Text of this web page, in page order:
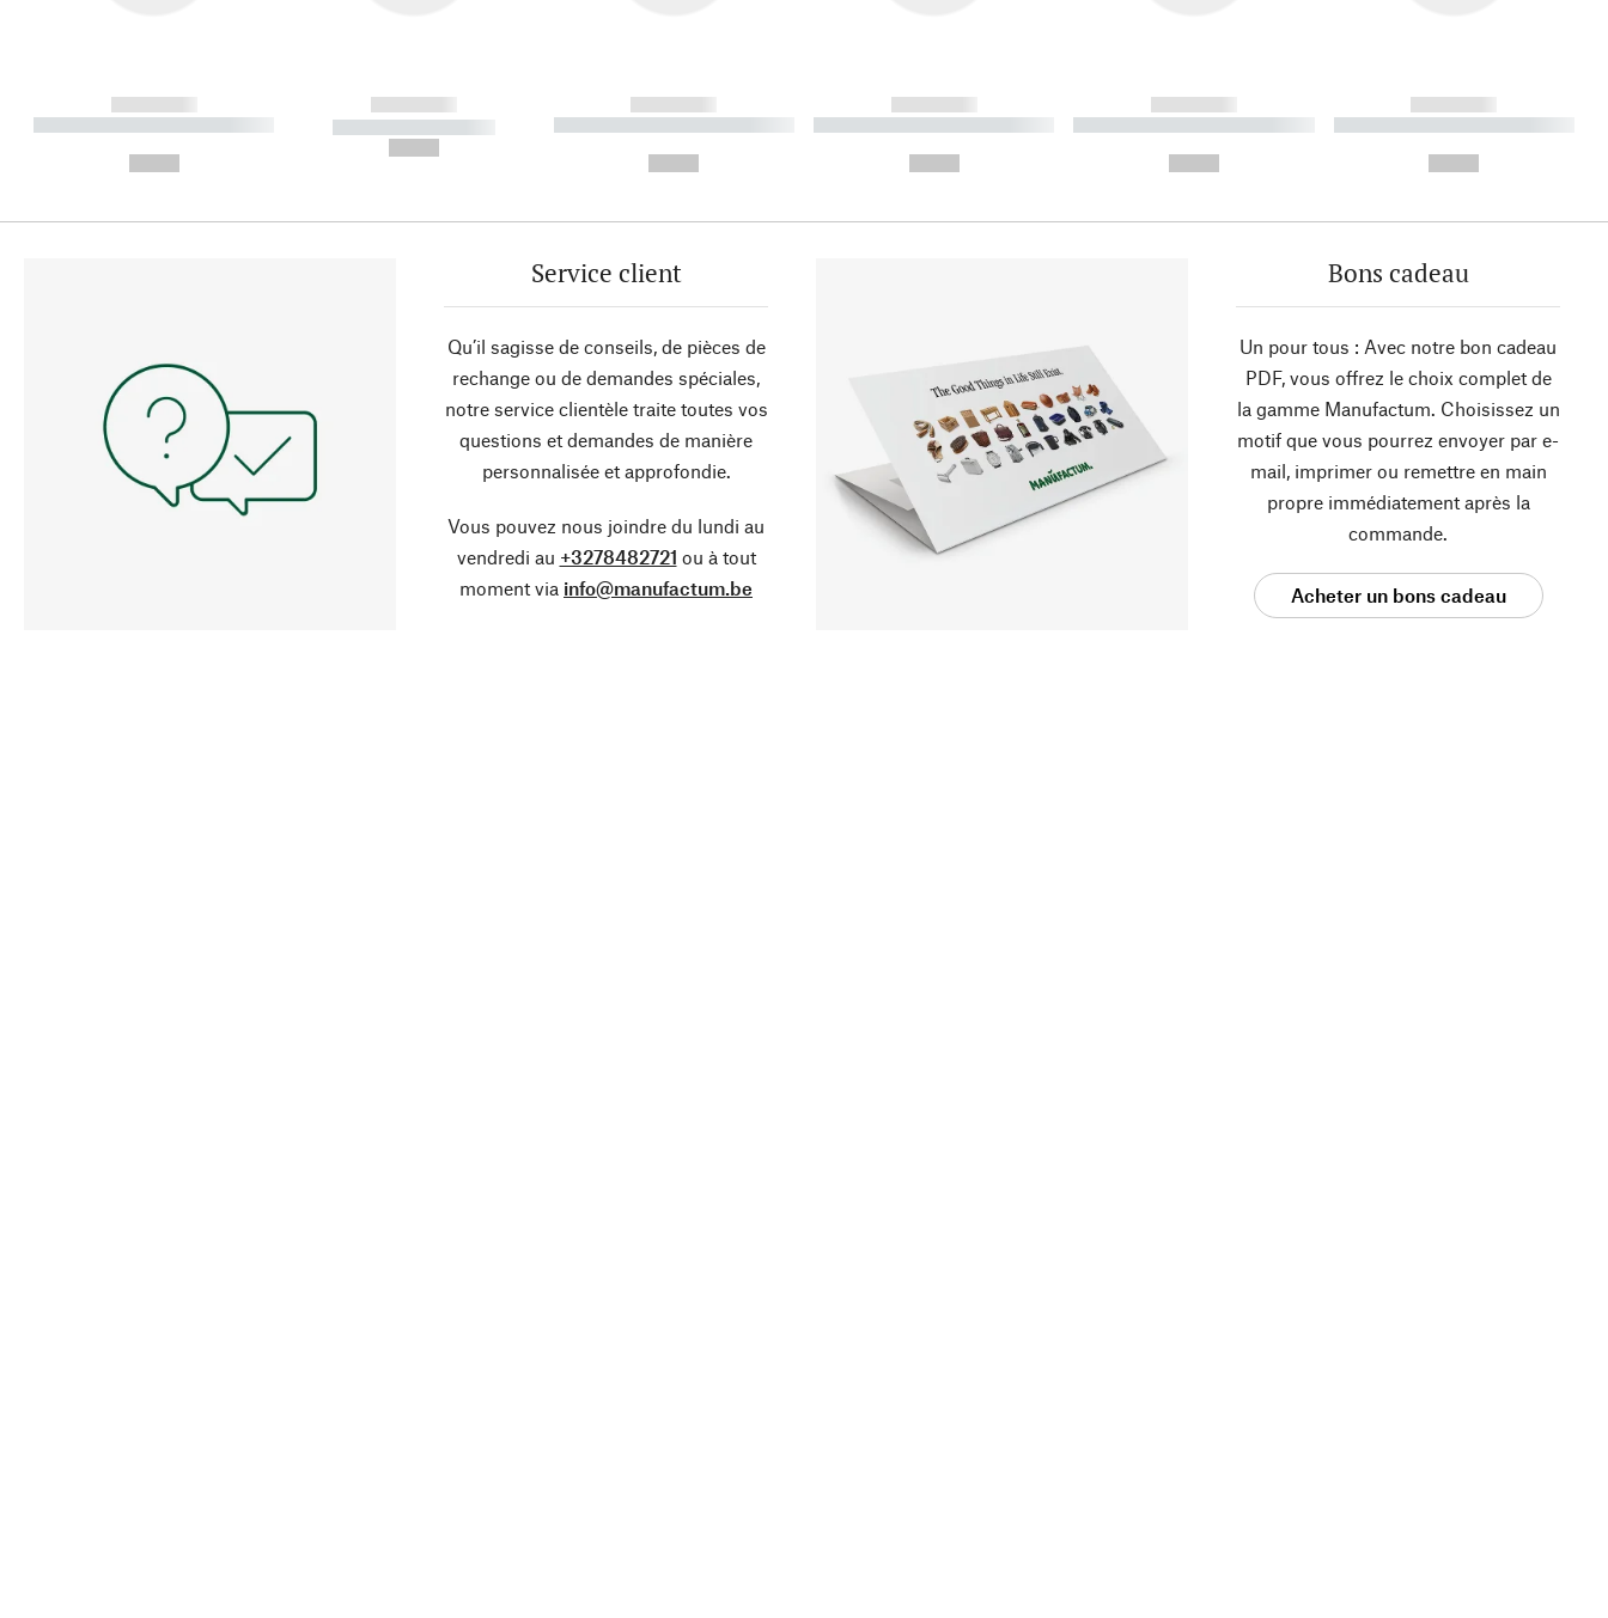
------------
----------- ----------- ----------
------------
----------- -----------
------------
----------- ----------- ----------
------------
----------- ----------- ----------
------------
----------- ----------- ----------
------------
----------- ----------- ----------
Service client
Qu’il sagisse de conseils, de pièces de
rechange ou de demandes spéciales,
notre service clientèle traite toutes vos
questions et demandes de manière
personnalisée et approfondie.
Vous pouvez nous joindre du lundi au
vendredi au +3278482721 ou à tout
moment via info@manufactum.be
Bons cadeau
Un pour tous : Avec notre bon cadeau
PDF, vous offrez le choix complet de
la gamme Manufactum. Choisissez un
motif que vous pourrez envoyer par e-
mail, imprimer ou remettre en main
propre immédiatement après la
commande.
Acheter un bons cadeau